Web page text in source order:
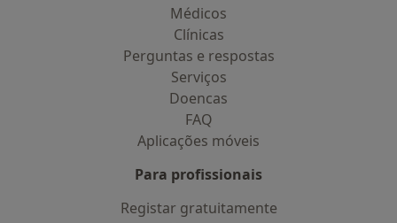
Médicos
Clínicas
Perguntas e respostas
Serviços
Doencas
FAQ
Aplicações móveis
Para profissionais
Registar gratuitamente